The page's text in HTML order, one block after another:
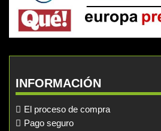
INFORMACIÓN
El proceso de compra
Pago seguro